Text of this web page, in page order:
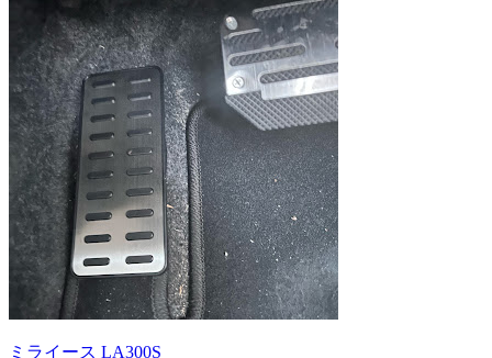
ミライース LA300S